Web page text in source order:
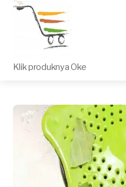
Klik produknya Oke